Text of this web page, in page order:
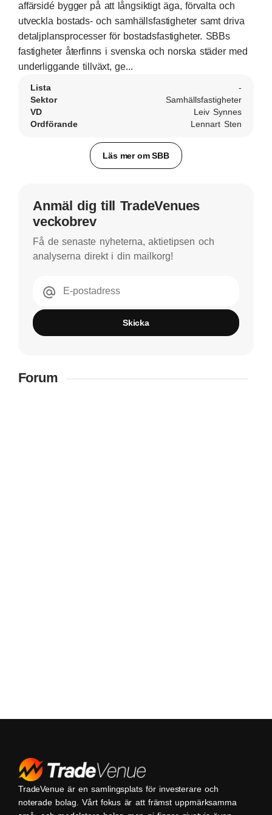
affärsidé bygger på att långsiktigt äga, förvalta och
utveckla bostads- och samhällsfastigheter samt driva
detaljplansprocesser för bostadsfastigheter. SBBs
fastigheter återfinns i svenska och norska städer med
underliggande tillväxt, ge...
Lista
-
Sektor
Samhällsfastigheter
VD
Leiv Synnes
Ordförande
Lennart Sten
Läs mer om SBB
Anmäl dig till TradeVenues
veckobrev
Få de senaste nyheterna, aktietipsen och
analyserna direkt i din mailkorg!
E-postadress
Skicka
Forum
TradeVenue är en samlingsplats för investerare och
noterade bolag. Vårt fokus är att främst uppmärksamma